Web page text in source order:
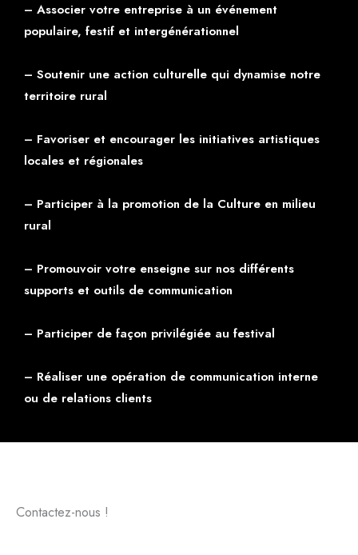
– Associer votre entreprise à un événement
populaire, festif et intergénérationnel
– Soutenir une action culturelle qui dynamise notre
territoire rural
– Favoriser et encourager les initiatives artistiques
locales et régionales
– Participer à la promotion de la Culture en milieu
rural
– Promouvoir votre enseigne sur nos différents
supports et outils de communication
– Participer de façon privilégiée au festival
– Réaliser une opération de communication interne
ou de relations clients
Contactez-nous !